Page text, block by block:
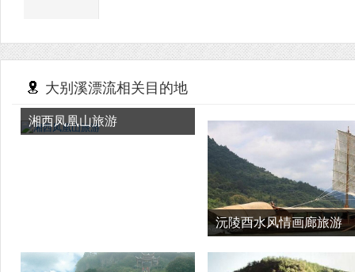
大别溪漂流相关目的地
湘西凤凰山旅游
沅陵酉水风情画廊旅游